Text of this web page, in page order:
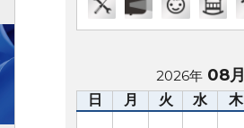
2026年 08月
日 月 火 水 木